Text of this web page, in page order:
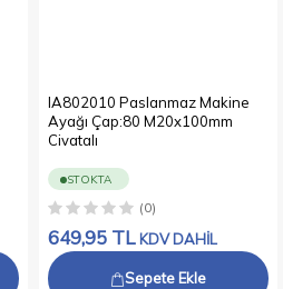
IA802010 Paslanmaz Makine
Ayağı Çap:80 M20x100mm
Civatalı
STOKTA
(0)
649,95 TL KDV DAHİL
Sepete Ekle